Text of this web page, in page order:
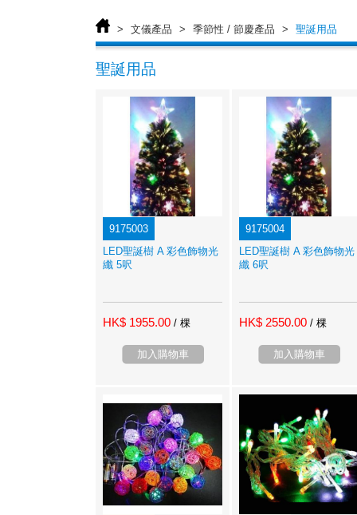
> 文儀產品 > 季節性 / 節慶產品 > 聖誕用品
聖誕用品
9175003
LED聖誕樹 A 彩色飾物光
纖 5呎
HK$ 1955.00 / 棵
加入購物車
9175004
LED聖誕樹 A 彩色飾物光
纖 6呎
HK$ 2550.00 / 棵
加入購物車